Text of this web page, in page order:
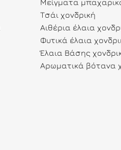
Μείγματα
Τσάι χονδρική
Αιθέρια έλαια
Φυτικά έλαια
Έλαια Βάσης
Αρωματικά βότανα